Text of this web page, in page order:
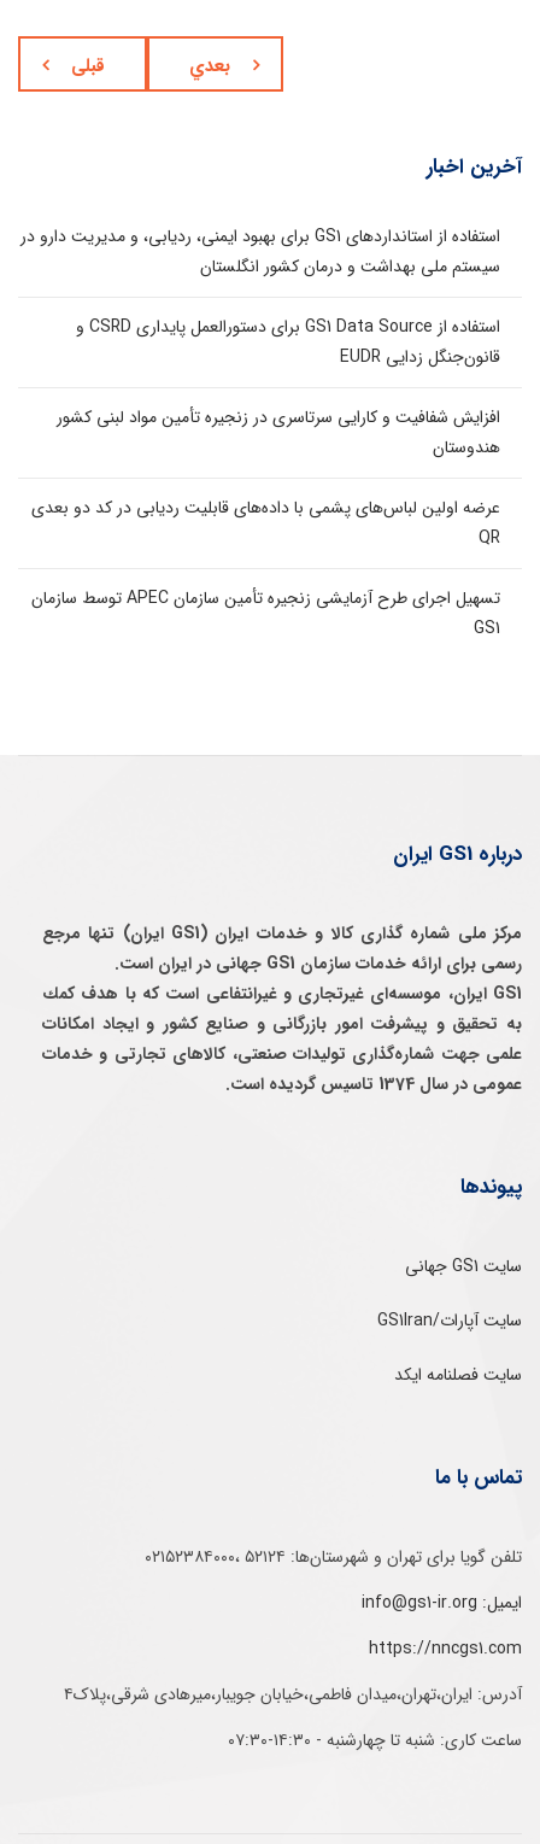
قبلی بعدي
آخرین اخبار
استفاده از استانداردهای GS1 برای بهبود ایمنی، ردیابی، و مدیریت دارو در
سیستم ملی بهداشت و درمان کشور انگلستان
استفاده از GS1 Data Source برای دستورالعمل پایداری CSRD و
قانون‌جنگل زدایی EUDR
افزایش شفافیت و کارایی سرتاسری در زنجیره تأمین مواد لبنی کشور
هندوستان
عرضه اولین لباس‌های پشمی با داده‌های قابلیت ردیابی در کد دو بعدی
QR
تسهیل اجرای طرح آزمایشی زنجیره تأمین سازمان APEC توسط سازمان
GS1
درباره GS1 ایران
مرکز ملی شماره گذاری کالا و خدمات ایران (GS1 ایران) تنها مرجع
رسمی برای ارائه خدمات سازمان GS1 جهانی در ایران است.
GS1 ایران، موسسه‌ای غيرتجاری و غيرانتفاعی است كه با هدف كمك
به تحقيق و پيشرفت امور بازرگانی و صنايع كشور و ايجاد امكانات
علمی جهت شماره‌گذاری توليدات صنعتی، كالاهای تجارتی و خدمات
عمومی در سال 1374 تاسيس گرديده است.
پیوندها
سایت GS1 جهانی
سایت آپارات/GS1Iran
سایت فصلنامه ایکد
تماس با ما
تلفن‌ گویا برای‌ تهران‌‌ و‌ شهرستان‌ها:‌ ۵۲۱۲۴ ،۰۲۱۵۲۳۸۴۰۰۰
ایمیل: info@gs1-ir.org
https://nncgs1.com
آدرس: ایران،تهران،میدان فاطمی،خیابان جویبار،میرهادی شرقی،پلاک۴
ساعت کاری: شنبه تا چهارشنبه - ۱۴:۳۰-۰۷:۳۰